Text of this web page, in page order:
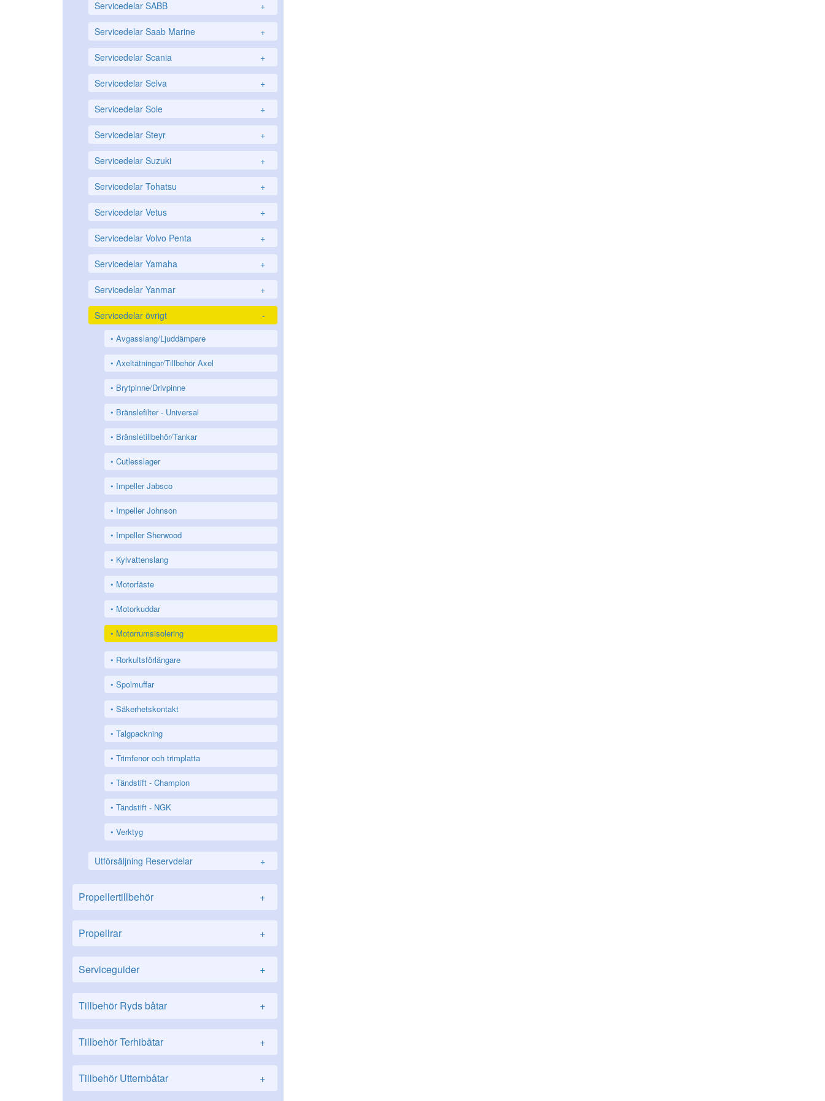
Servicedelar SABB +
Servicedelar Saab Marine +
Servicedelar Scania +
Servicedelar Selva +
Servicedelar Sole +
Servicedelar Steyr +
Servicedelar Suzuki +
Servicedelar Tohatsu +
Servicedelar Vetus +
Servicedelar Volvo Penta +
Servicedelar Yamaha +
Servicedelar Yanmar +
Servicedelar övrigt -
Avgasslang/Ljuddämpare
Axeltätningar/Tillbehör Axel
Brytpinne/Drivpinne
Bränslefilter - Universal
Bränsletillbehör/Tankar
Cutlesslager
Impeller Jabsco
Impeller Johnson
Impeller Sherwood
Kylvattenslang
Motorfäste
Motorkuddar
Motorrumsisolering
Rorkultsförlängare
Spolmuffar
Säkerhetskontakt
Talgpackning
Trimfenor och trimplatta
Tändstift - Champion
Tändstift - NGK
Verktyg
Utförsäljning Reservdelar +
Propellertillbehör +
Propellrar +
Serviceguider +
Tillbehör Ryds båtar +
Tillbehör Terhibåtar +
Tillbehör Utternbåtar +